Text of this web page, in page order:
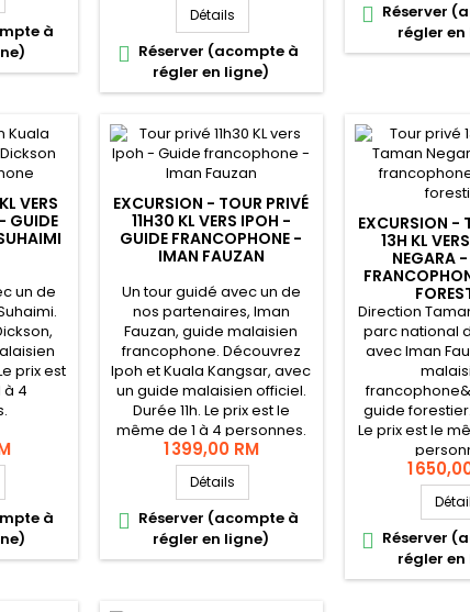
à
Détails
 Réserver (acompte à
régler en ligne)
 Réserver
régler
VERS
GUIDE
un de
prix est
à 4
à
EXCURSION - TOUR PRIVÉ
11H30 KL VERS IPOH -
GUIDE FRANCOPHONE -
IMAN FAUZAN
Un tour guidé avec un de
nos partenaires, Iman
Fauzan, guide malaisien
francophone. Découvrez
Ipoh et Kuala Kangsar, avec
un guide malaisien officiel.
Durée 11h. Le prix est le
même de 1 à 4 personnes.
1 399,00 RM
Détails
 Réserver (acompte à
régler en ligne)
EXCURSION -
13H KL
NEGARA
Direction
parc national
avec Iman
guide
Le prix est le
1
 Réserver
régler